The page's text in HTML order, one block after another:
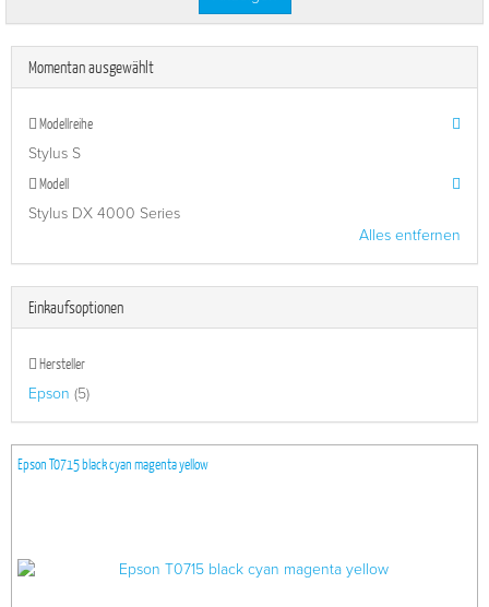
Momentan ausgewählt
Modellreihe
Stylus S
Modell
Stylus DX 4000 Series
Alles entfernen
Einkaufsoptionen
Hersteller
Epson (5)
Epson T0715 black cyan magenta yellow